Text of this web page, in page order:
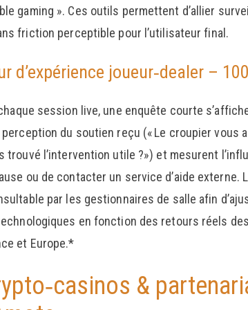
gaming ». Ces outils permettent d’allier
friction perceptible pour l’utilisateur final.
d’expérience joueur‑dealer –
session live, une enquête courte
du soutien reçu (« Le croupier vous
trouvé l’intervention utile ?») et mesurent
ou de contacter un service d’aide externe.
par les gestionnaires de salle afin
en fonction des retours réels
et Europe.*
&